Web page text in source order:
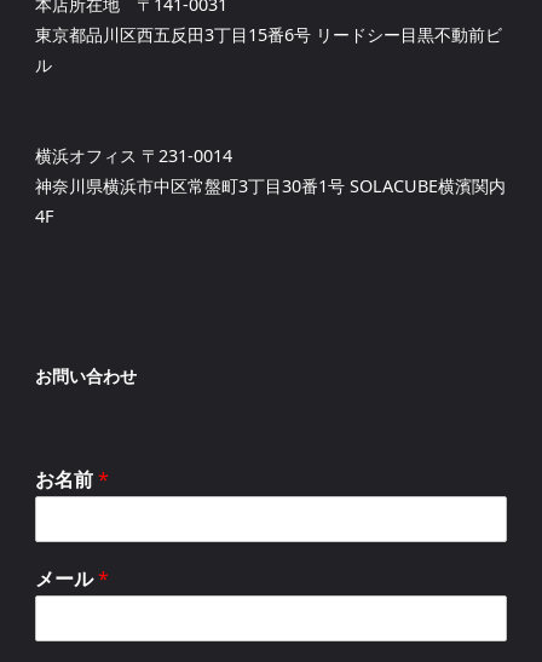
東京都品川区西五反田3丁目15番6号 リードシー目黒不動前ビ
ル
横浜オフィス 〒231-0014
神奈川県横浜市中区常盤町3丁目30番1号 SOLACUBE横濱関内
4F
お問い合わせ
お名前*
メール*